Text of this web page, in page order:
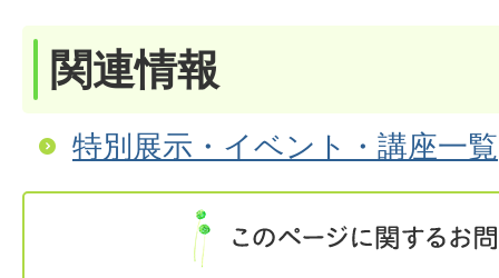
関連情報
特別展示・イベント・講座一覧